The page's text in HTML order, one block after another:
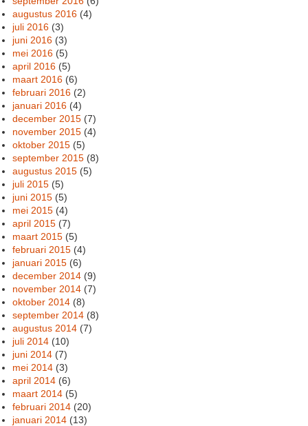
augustus 2016 (4)
juli 2016 (3)
juni 2016 (3)
mei 2016 (5)
april 2016 (5)
maart 2016 (6)
februari 2016 (2)
januari 2016 (4)
december 2015 (7)
november 2015 (4)
oktober 2015 (5)
september 2015 (8)
augustus 2015 (5)
juli 2015 (5)
juni 2015 (5)
mei 2015 (4)
april 2015 (7)
maart 2015 (5)
februari 2015 (4)
januari 2015 (6)
december 2014 (9)
november 2014 (7)
oktober 2014 (8)
september 2014 (8)
augustus 2014 (7)
juli 2014 (10)
juni 2014 (7)
mei 2014 (3)
april 2014 (6)
maart 2014 (5)
februari 2014 (20)
januari 2014 (13)